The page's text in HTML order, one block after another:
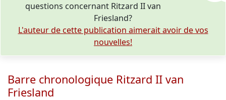
questions concernant Ritzard II van
Friesland?
L'auteur de cette publication aimerait avoir de vos
nouvelles!
Barre chronologique Ritzard II van
Friesland